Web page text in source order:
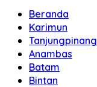
Beranda
Karimun
Tanjungpinang
Anambas
Batam
Bintan